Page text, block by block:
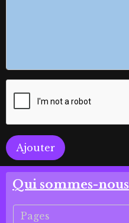
Ajouter
Qui sommes-nous